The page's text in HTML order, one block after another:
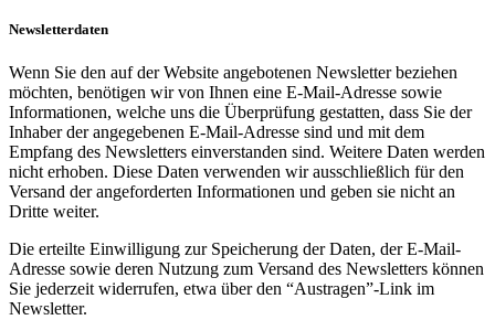
Newsletterdaten
Wenn Sie den auf der Website angebotenen Newsletter beziehen
möchten, benötigen wir von Ihnen eine E-Mail-Adresse sowie
Informationen, welche uns die Überprüfung gestatten, dass Sie der
Inhaber der angegebenen E-Mail-Adresse sind und mit dem
Empfang des Newsletters einverstanden sind. Weitere Daten werden
nicht erhoben. Diese Daten verwenden wir ausschließlich für den
Versand der angeforderten Informationen und geben sie nicht an
Dritte weiter.
Die erteilte Einwilligung zur Speicherung der Daten, der E-Mail-
Adresse sowie deren Nutzung zum Versand des Newsletters können
Sie jederzeit widerrufen, etwa über den “Austragen”-Link im
Newsletter.